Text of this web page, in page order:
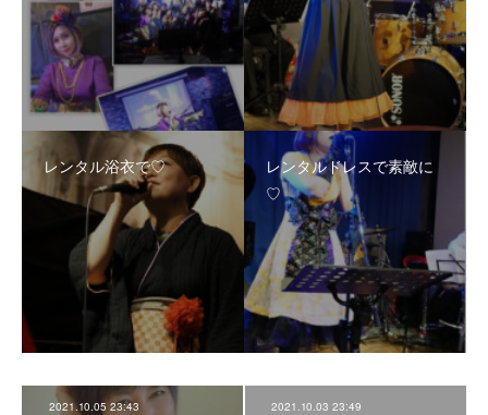
レンタル浴衣で♡
レンタルドレスで素敵に
♡
2021.10.05 23:43 2021.10.03 23:49